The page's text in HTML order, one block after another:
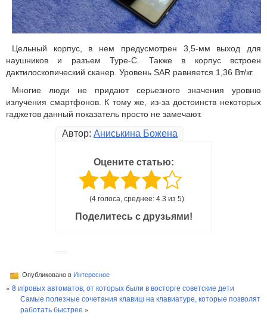
Цельный корпус, в нем предусмотрен 3,5-мм выход для
наушников и разъем Type-C. Также в корпус встроен
дактилоскопический сканер. Уровень SAR равняется 1,36 Вт/кг.
Многие люди не придают серьезного значения уровню
излучения смартфонов. К тому же, из-за достоинств некоторых
гаджетов данный показатель просто не замечают.
Автор: Аниськина Божена
Оцените статью:
(4 голоса, среднее: 4.3 из 5)
Поделитесь с друзьями!
Опубликовано в Интересное
« 8 игровых автоматов, от которых были в восторге советские дети
Самые полезные сочетания клавиш на клавиатуре, которые позволят
работать быстрее »